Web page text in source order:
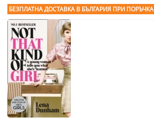
БЕЗПЛАТНА ДОСТАВКА В БЪЛГАРИЯ ПРИ ПОРЪЧКА